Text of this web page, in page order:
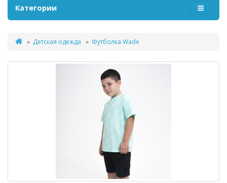
Категории
Детская одежда Футболка Wade